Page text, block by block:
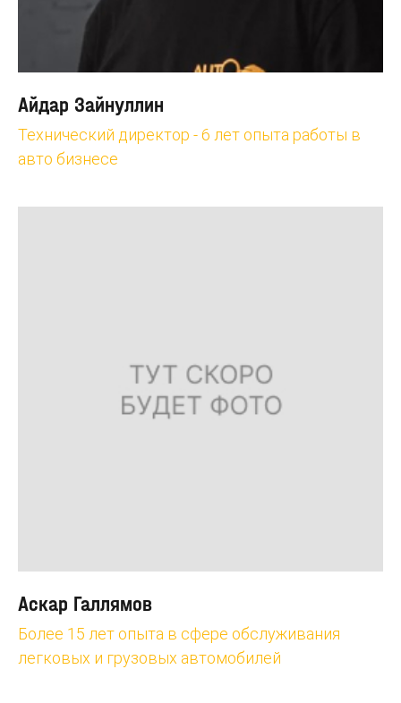
Айдар Зайнуллин
Технический директор - 6 лет опыта работы в
авто бизнесе
Аскар Галлямов
Более 15 лет опыта в сфере обслуживания
легковых и грузовых автомобилей